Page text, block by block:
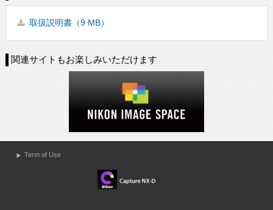
取扱説明書（9 MB）
関連サイトもお楽しみいただけます
Term of Use